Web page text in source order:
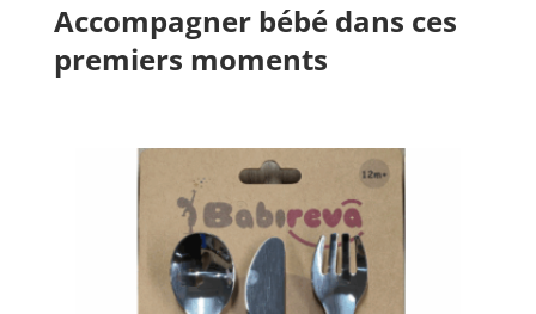
Accompagner bébé dans ces
premiers moments